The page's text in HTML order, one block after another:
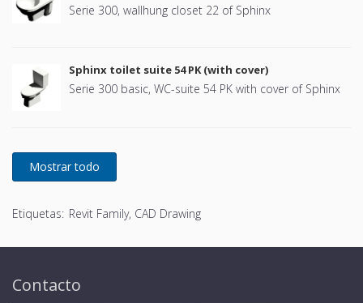
Serie 300, wallhung closet 22 of Sphinx
Sphinx toilet suite 54 PK (with cover)
Serie 300 basic, WC-suite 54 PK with cover of Sphinx
Etiquetas: Revit Family, CAD Drawing
Contacto